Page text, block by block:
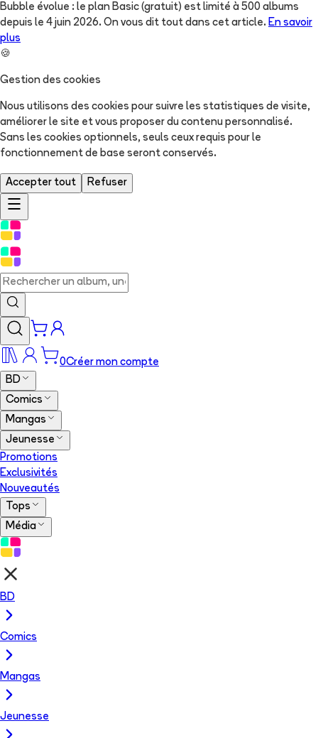
Bubble évolue : le plan Basic (gratuit) est limité à 500 albums
depuis le 4 juin 2026. On vous dit tout dans cet article. En savoir
plus
🍪
Gestion des cookies
Nous utilisons des cookies pour suivre les statistiques de visite,
améliorer le site et vous proposer du contenu personnalisé.
Sans les cookies optionnels, seuls ceux requis pour le
fonctionnement de base seront conservés.
Accepter tout Refuser
0Créer mon compte
BD
Comics
Mangas
Jeunesse
Promotions
Exclusivités
Nouveautés
Tops
Média
BD
Comics
Mangas
Jeunesse